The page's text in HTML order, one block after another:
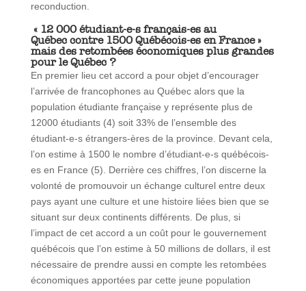
reconduction.
« 12 000 étudiant-e-s français-es au
Québec contre 1500 Québécois-es en France »
mais des retombées économiques plus grandes
pour le Québec ?
En premier lieu cet accord a pour objet d’encourager
l’arrivée de francophones au Québec alors que la
population étudiante française y représente plus de
12000 étudiants (4) soit 33% de l’ensemble des
étudiant-e-s étrangers-ères de la province. Devant cela,
l’on estime à 1500 le nombre d’étudiant-e-s québécois-
es en France (5). Derrière ces chiffres, l’on discerne la
volonté de promouvoir un échange culturel entre deux
pays ayant une culture et une histoire liées bien que se
situant sur deux continents différents. De plus, si
l’impact de cet accord a un coût pour le gouvernement
québécois que l’on estime à 50 millions de dollars, il est
nécessaire de prendre aussi en compte les retombées
économiques apportées par cette jeune population